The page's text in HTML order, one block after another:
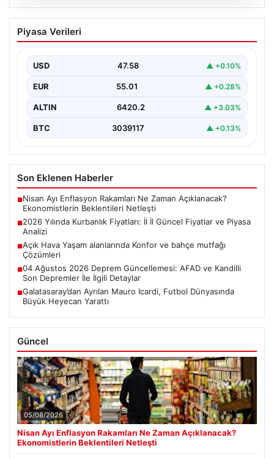
05.08.2026
2026 Yılında Kurbanlık Fiyatları: İl İl
Güncel Fiyatlar ve Piyasa Analizi
merak ettiği konulardan biri olan kurbanlık fiyatları,…
Piyasa Verileri
USD 47.58 ▲ +0.10%
EUR 55.01 ▲ +0.28%
ALTIN 6420.2 ▲ +3.03%
BTC 3039117 ▲ +0.13%
Son Eklenen Haberler
■Nisan Ayı Enflasyon Rakamları Ne Zaman Açıklanacak?
Ekonomistlerin Beklentileri Netleşti
■2026 Yılında Kurbanlık Fiyatları: İl İl Güncel Fiyatlar ve Piyasa
Analizi
■Açık Hava Yaşam alanlarında Konfor ve bahçe mutfağı
Çözümleri
■04 Ağustos 2026 Deprem Güncellemesi: AFAD ve Kandilli
Son Depremler İle İlgili Detaylar
■Galatasaray’dan Ayrılan Mauro Icardi, Futbol Dünyasında
Büyük Heyecan Yarattı
Güncel
05/08/2026
Nisan Ayı Enflasyon Rakamları Ne Zaman Açıklanacak?
Ekonomistlerin Beklentileri Netleşti